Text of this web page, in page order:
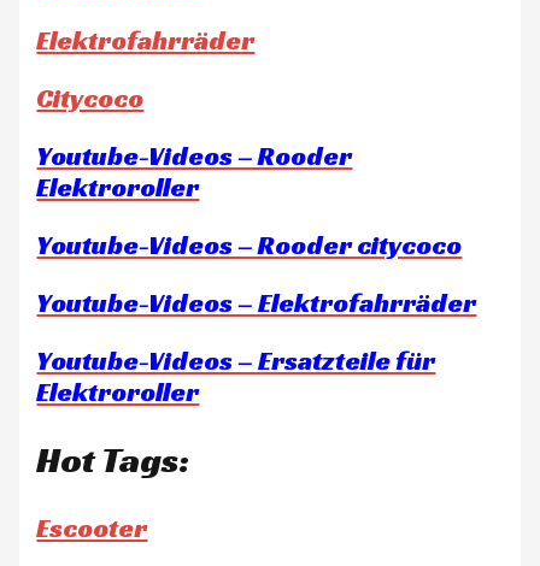
Elektrofahrräder
Citycoco
Youtube-Videos – Rooder
Elektroroller
Youtube-Videos – Rooder citycoco
Youtube-Videos – Elektrofahrräder
Youtube-Videos – Ersatzteile für
Elektroroller
Hot Tags:
Escooter